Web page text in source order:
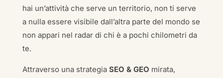
hai un’attività che serve un territorio, non ti serve
a nulla essere visibile dall’altra parte del mondo se
non appari nel radar di chi è a pochi chilometri da
te.
Attraverso una strategia SEO & GEO mirata,